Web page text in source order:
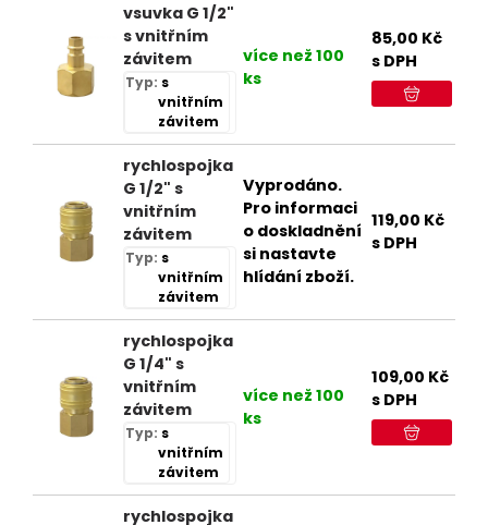
vsuvka G 1/2"
s vnitřním
závitem
Typ: s
vnitřním
závitem
více než 100
ks
85,00 Kč
s DPH
rychlospojka
G 1/2" s
vnitřním
závitem
Typ: s
vnitřním
závitem
Vyprodáno.
Pro informaci
o doskladnění
si nastavte
hlídání zboží.
119,00 Kč
s DPH
rychlospojka
G 1/4" s
vnitřním
závitem
Typ: s
vnitřním
závitem
více než 100
ks
109,00 Kč
s DPH
rychlospojka